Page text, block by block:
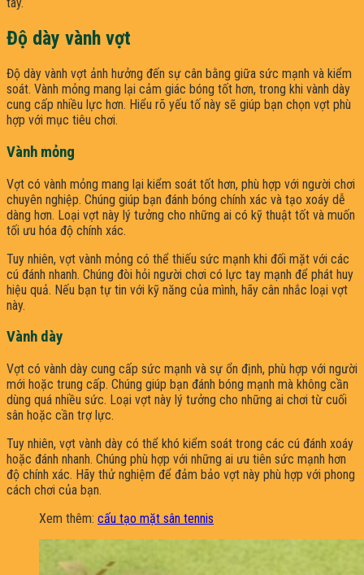
Độ dày vành vợt
Độ dày vành vợt ảnh hưởng đến sự cân bằng giữa sức mạnh và kiểm
soát. Vành mỏng mang lại cảm giác bóng tốt hơn, trong khi vành dày
cung cấp nhiều lực hơn. Hiểu rõ yếu tố này sẽ giúp bạn chọn vợt phù
hợp với mục tiêu chơi.
Vành mỏng
Vợt có vành mỏng mang lại kiểm soát tốt hơn, phù hợp với người chơi
chuyên nghiệp. Chúng giúp bạn đánh bóng chính xác và tạo xoáy dễ
dàng hơn. Loại vợt này lý tưởng cho những ai có kỹ thuật tốt và muốn
tối ưu hóa độ chính xác.
Tuy nhiên, vợt vành mỏng có thể thiếu sức mạnh khi đối mặt với các
cú đánh nhanh. Chúng đòi hỏi người chơi có lực tay mạnh để phát huy
hiệu quả. Nếu bạn tự tin với kỹ năng của mình, hãy cân nhắc loại vợt
này.
Vành dày
Vợt có vành dày cung cấp sức mạnh và sự ổn định, phù hợp với người
mới hoặc trung cấp. Chúng giúp bạn đánh bóng mạnh mà không cần
dùng quá nhiều sức. Loại vợt này lý tưởng cho những ai chơi từ cuối
sân hoặc cần trợ lực.
Tuy nhiên, vợt vành dày có thể khó kiểm soát trong các cú đánh xoáy
hoặc đánh nhanh. Chúng phù hợp với những ai ưu tiên sức mạnh hơn
độ chính xác. Hãy thử nghiệm để đảm bảo vợt này phù hợp với phong
cách chơi của bạn.
Xem thêm: cấu tạo mặt sân tennis